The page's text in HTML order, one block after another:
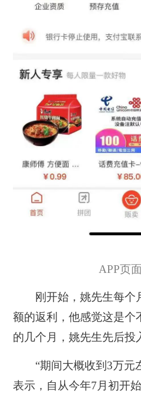
APP页
刚开始，姚先生每个
额的返利，他感觉这是个
的几个月，姚先生先后投
“期间大概收到3万元
表示， 自从今年7月初开